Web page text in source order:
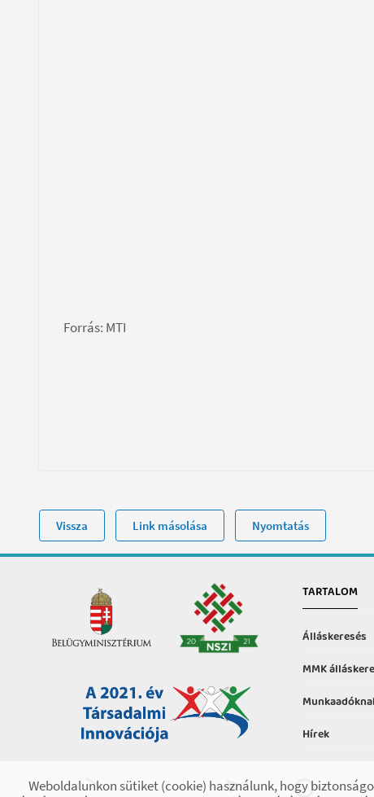
Forrás: MTI
Vissza Link másolása Nyomtatás
TARTALOM
Álláskeresés
MMK
Hírek
Weboldalunkon sütiket (cookie) használunk, hogy